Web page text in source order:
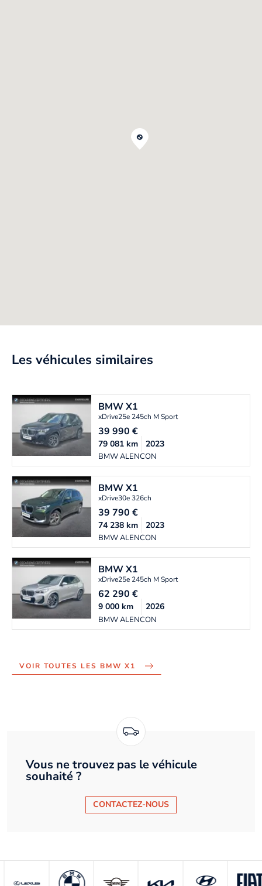
Les véhicules similaires
BMWX1
xDrive25e 245ch M Sport
39 990€
BMW ALENCON
79 081km 2023
BMWX1
xDrive30e 326ch
39 790€
BMW ALENCON
74 238km 2023
BMWX1
xDrive25e 245ch M Sport
62 290€
BMW ALENCON
9 000km 2026
VOIR TOUTES LES BMW X1
Vous ne trouvez pas le véhicule
souhaité ?
CONTACTEZ-NOUS